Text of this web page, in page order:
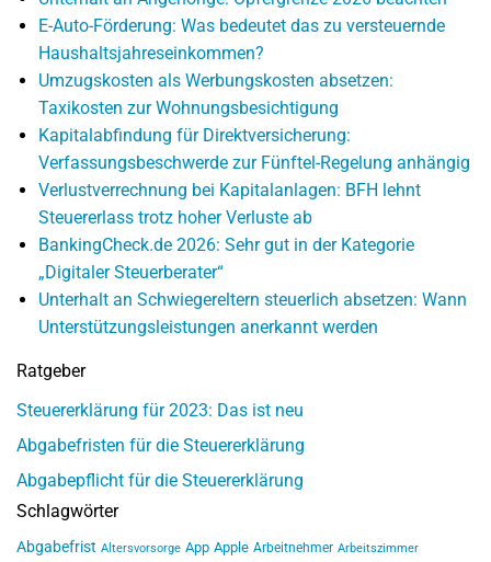
E-Auto-Förderung: Was bedeutet das zu versteuernde
Haushaltsjahreseinkommen?
Umzugskosten als Werbungskosten absetzen:
Taxikosten zur Wohnungsbesichtigung
Kapitalabfindung für Direktversicherung:
Verfassungsbeschwerde zur Fünftel-Regelung anhängig
Verlustverrechnung bei Kapitalanlagen: BFH lehnt
Steuererlass trotz hoher Verluste ab
BankingCheck.de 2026: Sehr gut in der Kategorie
„Digitaler Steuerberater“
Unterhalt an Schwiegereltern steuerlich absetzen: Wann
Unterstützungsleistungen anerkannt werden
Ratgeber
Steuererklärung für 2023: Das ist neu
Abgabefristen für die Steuererklärung
Abgabepflicht für die Steuererklärung
Schlagwörter
Abgabefrist Altersvorsorge App Apple Arbeitnehmer Arbeitszimmer